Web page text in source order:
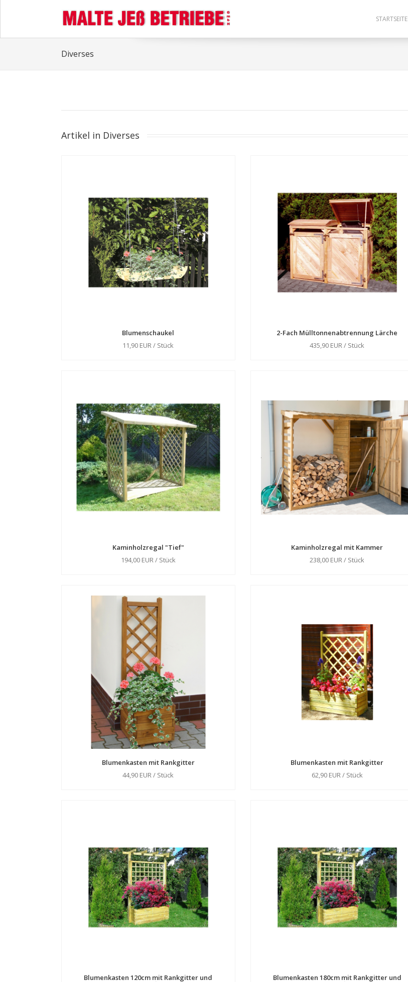
STARTSEITE
Diverses
Artikel in Diverses
Blumenschaukel
11,90 EUR / Stück
2-Fach Mülltonnenabtrennung Lärche
435,90 EUR / Stück
Kaminholzregal "Tief"
194,00 EUR / Stück
Kaminholzregal mit Kammer
238,00 EUR / Stück
Blumenkasten mit Rankgitter
44,90 EUR / Stück
Blumenkasten mit Rankgitter
62,90 EUR / Stück
Blumenkasten 120cm mit Rankgitter und Blumenkasten 180cm mit Rankgitter und